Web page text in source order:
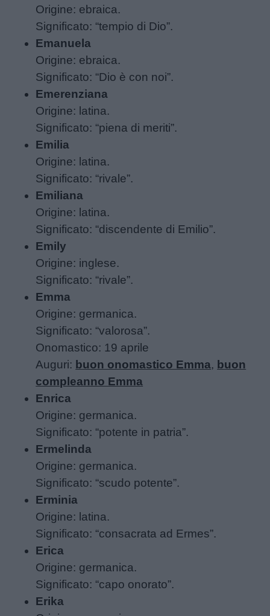
Feste
e
giornate
Filastrocche
Giochi
Lavoretti
Nomi
maschili
Nomi
femminili
Frasi
aforismi
Buongiorno
Auguri
Barzellette
Educazione
positiva
Origine: ebraica.
Significato: “tempio di Dio”.
Emanuela
Origine: ebraica.
Significato: “Dio è con noi”.
Emerenziana
Origine: latina.
Significato: “piena di meriti”.
Emilia
Origine: latina.
Significato: “rivale”.
Emiliana
Origine: latina.
Significato: “discendente di Emilio”.
Emily
Origine: inglese.
Significato: “rivale”.
Emma
Origine: germanica.
Significato: “valorosa”.
Onomastico: 19 aprile
Auguri: buon onomastico Emma, buon
compleanno Emma
Enrica
Origine: germanica.
Significato: “potente in patria”.
Ermelinda
Origine: germanica.
Significato: “scudo potente”.
Erminia
Origine: latina.
Significato: “consacrata ad Ermes”.
Erica
Origine: germanica.
Significato: “capo onorato”.
Erika